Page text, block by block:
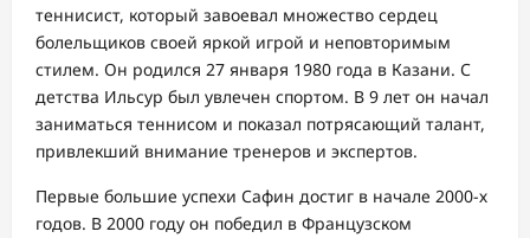
теннисист, который завоевал множество сердец
болельщиков своей яркой игрой и неповторимым
стилем. Он родился 27 января 1980 года в Казани. С
детства Ильсур был увлечен спортом. В 9 лет он начал
заниматься теннисом и показал потрясающий талант,
привлекший внимание тренеров и экспертов.
Первые большие успехи Сафин достиг в начале 2000-х
годов. В 2000 году он победил в Французском